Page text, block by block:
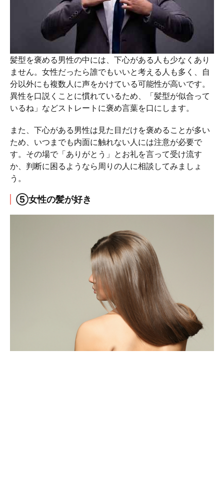
髪型を褒める男性の中には、下心がある人も少なくあり
ません。女性だったら誰でもいいと考える人も多く、自
分以外にも複数人に声をかけている可能性が高いです。
異性を口説くことに慣れているため、「髪型が似合って
いるね」などストレートに褒め言葉を口にします。
また、下心がある男性は見た目だけを褒めることが多い
ため、いつまでも内面に触れない人には注意が必要で
す。その場で「ありがとう」とお礼を言って受け流す
か、判断に困るようなら周りの人に相談してみましょ
う。
⑤女性の髪が好き